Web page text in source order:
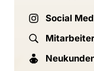
Social